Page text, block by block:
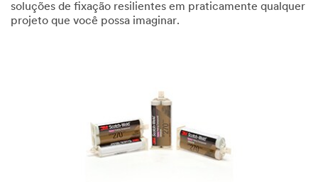
information,
please do
soluções de fixação resilientes em praticamente qualquer
projeto que você possa imaginar.